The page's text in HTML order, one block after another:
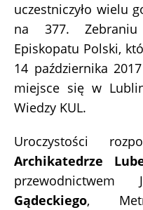
uczestniczyło wielu
na 377. Zebraniu
Episkopatu Polski,
14 października
miejsce się w
Wiedzy KUL.
Uroczystości
Archikatedrze
Gądeckiego,